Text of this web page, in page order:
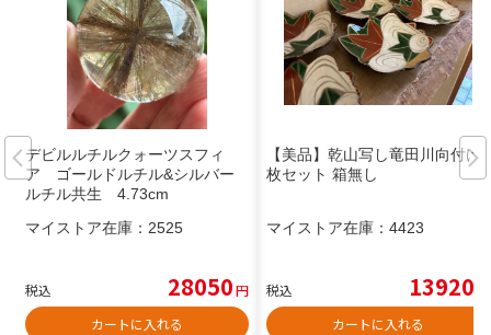
デビルルチルクォーツスフィ
ア ゴールドルチル&シルバー
ルチル共生 4.73cm
マイストア在庫： 2525
税込 28050円
カートに入れる
【美品】乾山写し竜田川向付け4
枚セット 箱無し
マイストア在庫： 4423
税込 13920
カートに入れる